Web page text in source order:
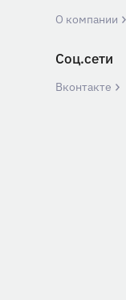
О компании
Соц.сети
Вконтакте